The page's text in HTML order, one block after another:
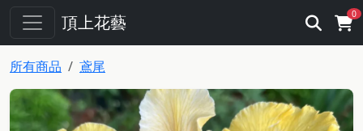
頂上花藝 0
所有商品 鳶尾